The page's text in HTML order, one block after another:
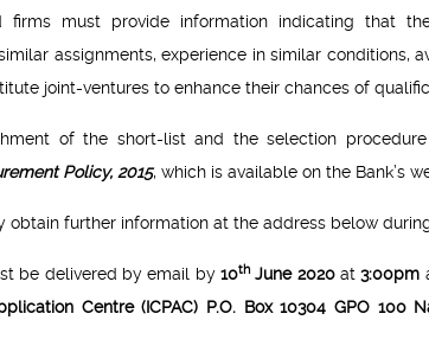
firms must provide information indicating that
assignments, experience in similar conditions,
joint-ventures to enhance their chances of
of the short-list and the selection
Policy, 2015, which is available on the Bank’s
obtain further information at the address below
be delivered by email by10th June 2020at3:00pm
Centre (ICPAC) P.O. Box 10304 GPO 100